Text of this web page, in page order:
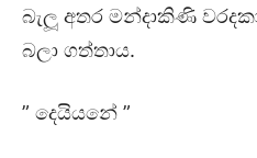
බැලූ අතර මන්දාකිණි
බලා ගත්තාය.
” දෙයියනේ ”